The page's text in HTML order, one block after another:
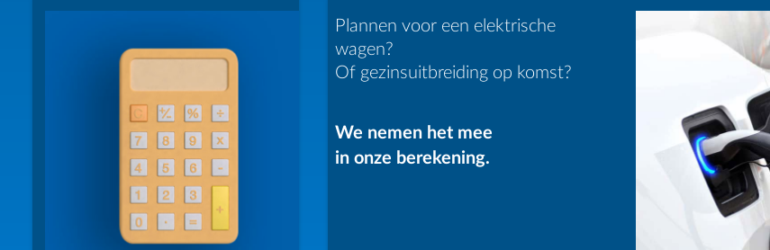
Plannen voor een elektrische
wagen?
Of gezinsuitbreiding op komst?
We nemen het mee
in onze berekening.